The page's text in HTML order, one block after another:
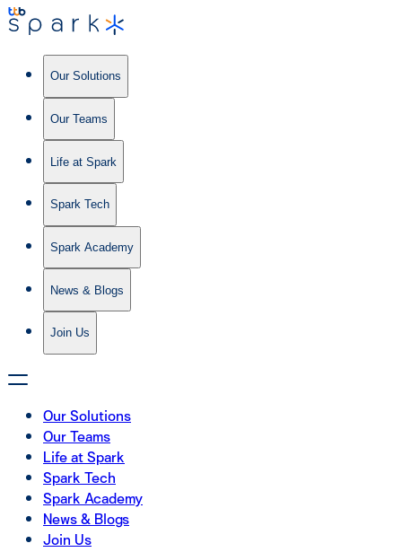
Our Solutions
Our Teams
Life at Spark
Spark Tech
Spark Academy
News & Blogs
Join Us
Our Solutions
Our Teams
Life at Spark
Spark Tech
Spark Academy
News & Blogs
Join Us